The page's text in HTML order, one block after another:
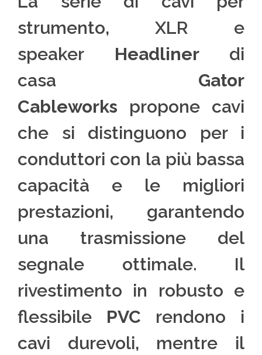
strumento, XLR e
speaker Headlinerdi
casa Gator
Cableworks propone cavi
che si distinguono per i
conduttori con la più bassa
capacità e le migliori
prestazioni, garantendo
una trasmissione del
segnale ottimale. Il
rivestimento in robusto e
flessibile PVC rendono i
cavi durevoli, mentre il